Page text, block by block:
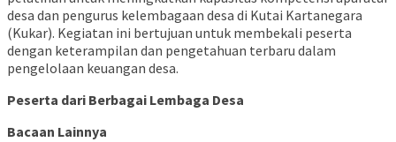
desa dan pengurus kelembagaan desa di Kutai Kartanegara
(Kukar). Kegiatan ini bertujuan untuk membekali peserta
dengan keterampilan dan pengetahuan terbaru dalam
pengelolaan keuangan desa.
Peserta dari Berbagai Lembaga Desa
Bacaan Lainnya